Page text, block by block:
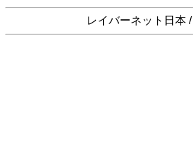
レイバーネット日本 /